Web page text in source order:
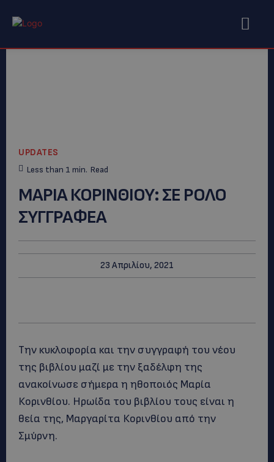
UPDATES
Less than 1 min. Read
ΜΑΡΙΑ ΚΟΡΙΝΘΙΟΥ: ΣΕ ΡΟΛΟ
ΣΥΓΓΡΑΦΕΑ
23 Απριλίου, 2021
Την κυκλοφορία και την συγγραφή του νέου
της βιβλίου μαζί με την ξαδέλφη της
ανακοίνωσε σήμερα η ηθοποιός Μαρία
Κορινθίου. Ηρωίδα του βιβλίου τους είναι η
θεία της, Μαργαρίτα Κορινθίου από την
Σμύρνη.